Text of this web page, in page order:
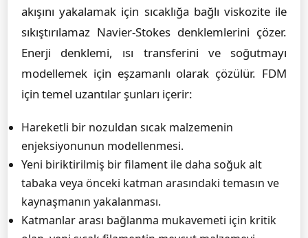
akışını yakalamak için sıcaklığa bağlı viskozite ile
sıkıştırılamaz Navier-Stokes denklemlerini çözer.
Enerji denklemi, ısı transferini ve soğutmayı
modellemek için eşzamanlı olarak çözülür. FDM
için temel uzantılar şunları içerir:
Hareketli bir nozuldan sıcak malzemenin
enjeksiyonunun modellenmesi.
Yeni biriktirilmiş bir filament ile daha soğuk alt
tabaka veya önceki katman arasındaki temasın ve
kaynaşmanın yakalanması.
Katmanlar arası bağlanma mukavemeti için kritik